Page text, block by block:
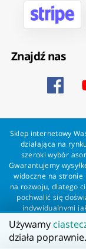
Znajdź nas
Sklep internetowy
działająca na
szeroki wybór
Gwarantujemy
widoczne na stronie
na rozwoju, dlatego
pochwalić się
indywidualnymi
Zapewniamy
bezproblemową
Używamy
działa poprawnie.